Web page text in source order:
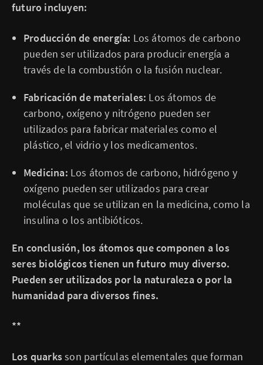
futuro incluyen:
Producción de energía: Los átomos de carbono
pueden ser utilizados para producir energía a
través de la combustión o la fusión nuclear.
Fabricación de materiales: Los átomos de
carbono, oxígeno y nitrógeno pueden ser
utilizados para fabricar materiales como el
plástico, el vidrio y los medicamentos.
Medicina: Los átomos de carbono, hidrógeno y
oxígeno pueden ser utilizados para crear
moléculas que se utilizan en la medicina, como la
insulina o los antibióticos.
En conclusión, los átomos que componen a los
seres biológicos tienen un futuro muy diverso.
Pueden ser utilizados por la naturaleza o por la
humanidad para diversos fines.
**
Los quarksson partículas elementales que forman